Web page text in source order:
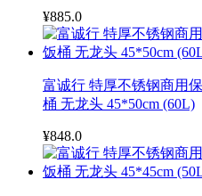
¥885.0
富诚行 特厚不锈钢商用
桶 无龙头 45*50cm (60L)
¥848.0